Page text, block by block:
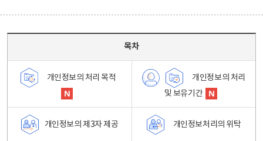
목차
개인정보의 처리 목적
개인정보의 처리
및 보유기간
개인정보의 제3자 제공 개인정보처리의 위탁